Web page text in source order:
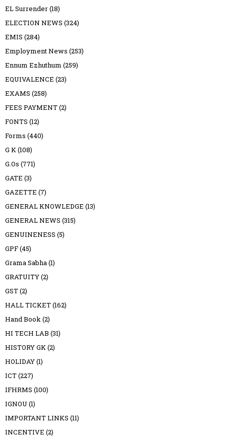
EL Surrender(18)
ELECTION NEWS (324)
EMIS (284)
Employment News (253)
Ennum Ezhuthum (259)
EQUIVALENCE (23)
EXAMS (258)
FEES PAYMENT(2)
FONTS (12)
Forms (440)
G K(108)
G.Os (771)
GATE (3)
GAZETTE (7)
GENERAL KNOWLEDGE (13)
GENERAL NEWS (315)
GENUINENESS (5)
GPF(45)
Grama Sabha(1)
GRATUITY(2)
GST(2)
HALL TICKET(162)
Hand Book(2)
HI TECH LAB (31)
HISTORY GK(2)
HOLIDAY(1)
ICT(227)
IFHRMS (100)
IGNOU (1)
IMPORTANT LINKS (11)
INCENTIVE (2)